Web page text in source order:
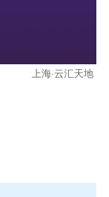
上海·云汇天地